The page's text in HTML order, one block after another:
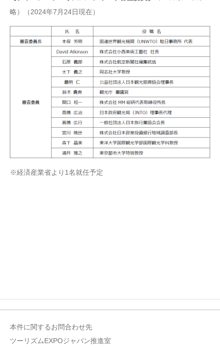
略）（2024年7月24日現在）
※経済産業省より1名就任予定
本件に関するお問合わせ先
ツーリズムEXPOジャパン推進室